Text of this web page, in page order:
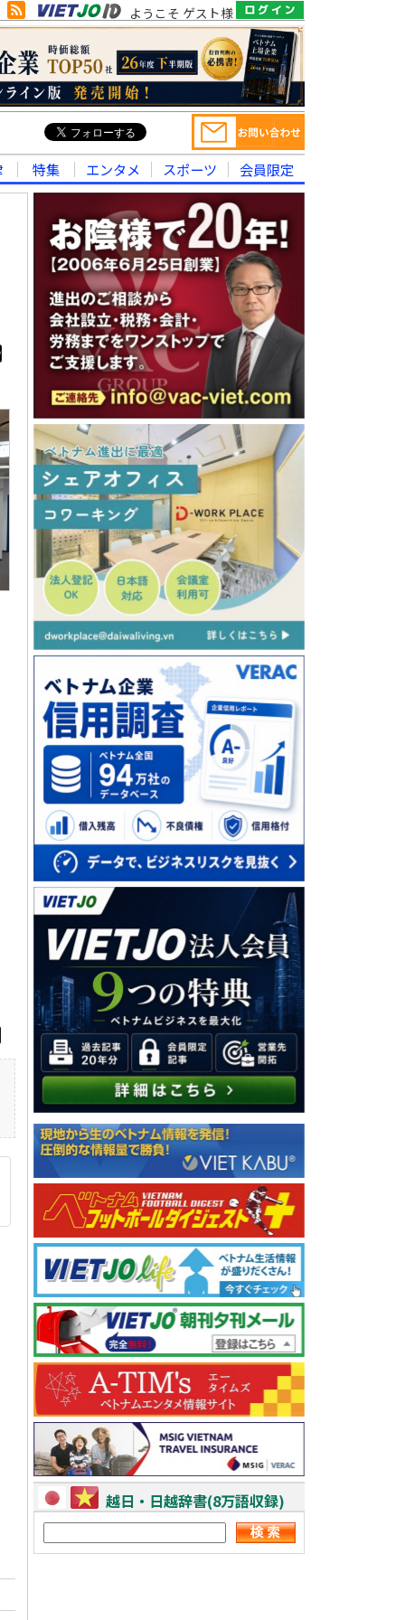
ようこそ ゲスト様
特集 エンタメ スポーツ 会員限定
越日・日越辞書(8万語収録)